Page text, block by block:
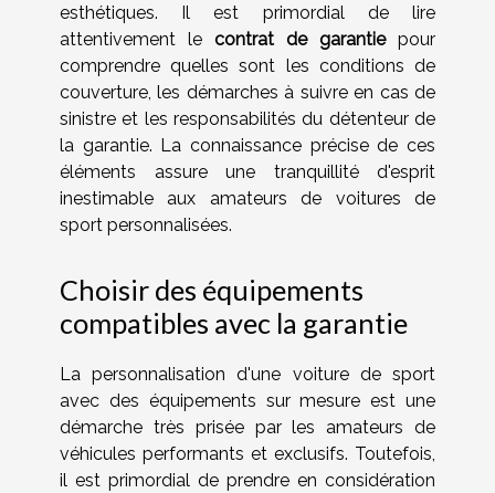
esthétiques. Il est primordial de lire
attentivement le contrat de garantiepour
comprendre quelles sont les conditions de
couverture, les démarches à suivre en cas de
sinistre et les responsabilités du détenteur de
la garantie. La connaissance précise de ces
éléments assure une tranquillité d'esprit
inestimable aux amateurs de voitures de
sport personnalisées.
Choisir des équipements
compatibles avec la garantie
La personnalisation d'une voiture de sport
avec des équipements sur mesure est une
démarche très prisée par les amateurs de
véhicules performants et exclusifs. Toutefois,
il est primordial de prendre en considération